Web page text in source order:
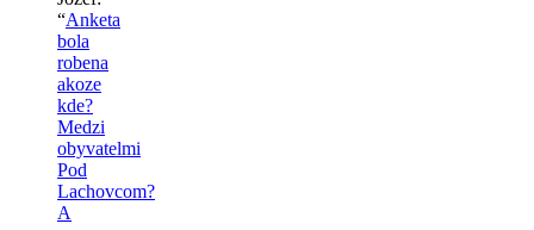
“Anketa
bola
robena
akoze
kde?
Medzi
obyvatelmi
Pod
Lachovcom?
A